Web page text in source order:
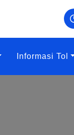
Informasi Tol